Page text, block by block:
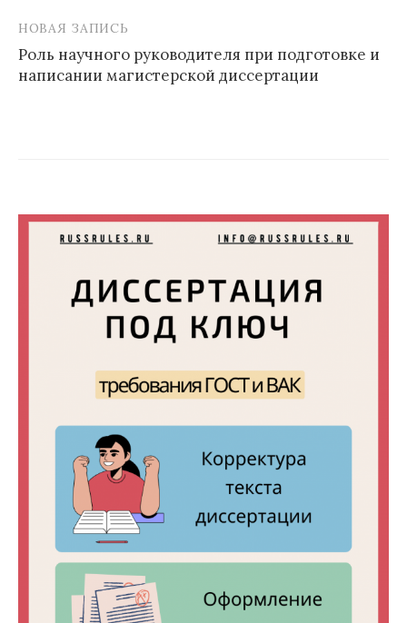
НОВАЯ ЗАПИСЬ
Роль научного руководителя при подготовке и
написании магистерской диссертации